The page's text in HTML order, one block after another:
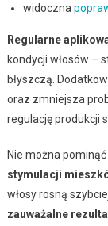
widoczna
Regularne
kondycji włosów –
błyszczą.
oraz zmniejsza
regulację produkcji
Nie można
stymulacji
włosy rosną
zauważalne